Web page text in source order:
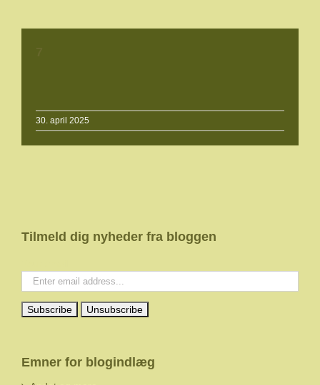
30. april 2025
Tilmeld dig nyheder fra bloggen
Emner for blogindlæg